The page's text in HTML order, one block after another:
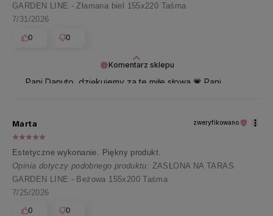
Komentarz sklepu
Pani Danuto, dziękujemy za te miłe słowa 💗 Pani
GARDEN LINE - Złamana biel 155x220 Taśma
7/31/2026
0
0
Marta zweryfikowano
Estetyczne wykonanie. Piękny produkt.
Opinia dotyczy podobnego produktu: ZASŁONA NA TARAS
GARDEN LINE - Beżowa 155x200 Taśma
7/25/2026
0
0